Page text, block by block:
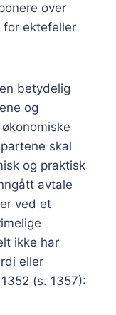
over
for ektefeller
betydelig
og
skal
og praktisk
avtale
ved et
ikke har
eller
(s. 1357):